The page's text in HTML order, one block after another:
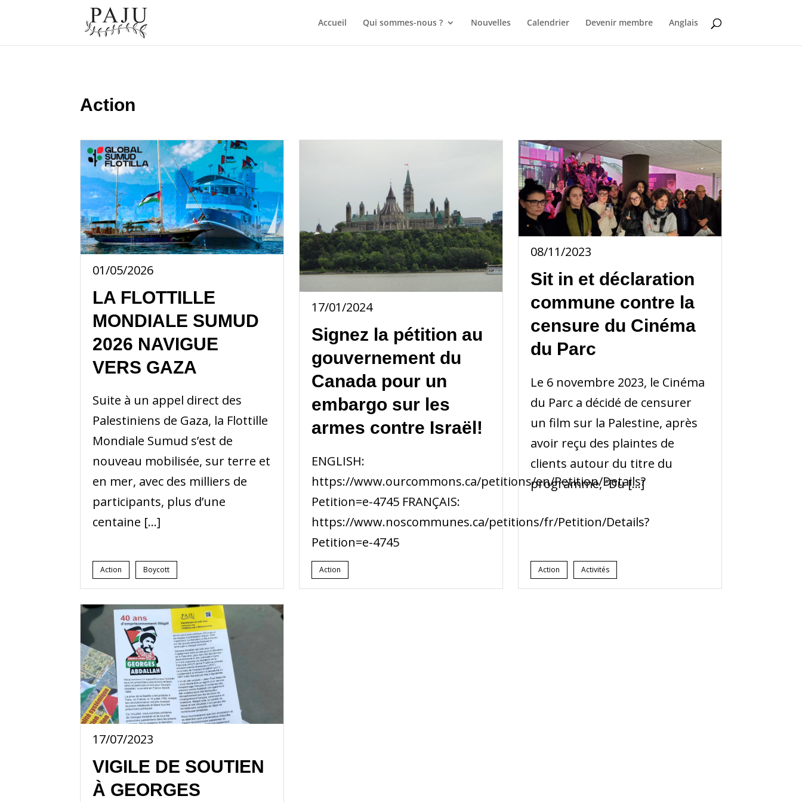
Accueil Qui sommes-nous ? Nouvelles Calendrier Devenir membre Anglais
Action
01/05/2026
LA FLOTTILLE
MONDIALE SUMUD
2026 NAVIGUE
VERS GAZA
Suite à un appel direct des
Palestiniens de Gaza, la Flottille
Mondiale Sumud s’est de
nouveau mobilisée, sur terre et
en mer, avec des milliers de
participants, plus d’une
centaine […]
Action Boycott
17/01/2024
Signez la pétition au
gouvernement du
Canada pour un
embargo sur les
armes contre Israël!
ENGLISH:
https://www.ourcommons.ca/petitions/en/Petition/Details?
Petition=e-4745 FRANÇAIS:
https://www.noscommunes.ca/petitions/fr/Petition/Details?
Petition=e-4745
Action
08/11/2023
Sit in et déclaration
commune contre la
censure du Cinéma
du Parc
Le 6 novembre 2023, le Cinéma
du Parc a décidé de censurer
un film sur la Palestine, après
avoir reçu des plaintes de
clients autour du titre du
programme, ‘’Du […]
Action Activités
17/07/2023
VIGILE DE SOUTIEN
À GEORGES